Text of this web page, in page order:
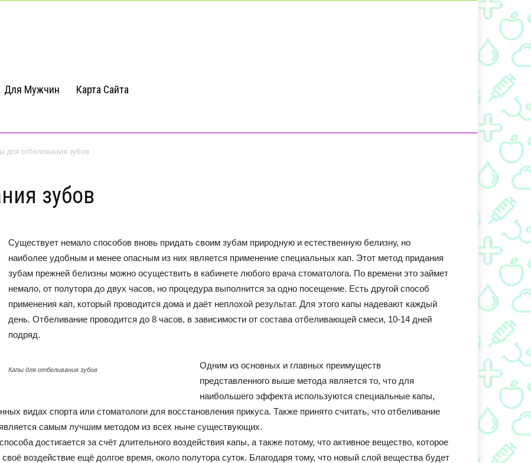
Для Мужчин Карта Сайта
для отбеливания зубов
зубов
Существует немало способов вновь придать своим зубам природную и естественную белизну, но
наиболее удобным и менее опасным из них является применение специальных кап. Этот метод придания
зубам прежней белизны можно осуществить в кабинете любого врача стоматолога. По времени это займет
немало, от полутора до двух часов, но процедура выполнится за одно посещение. Есть другой способ
применения кап, который проводится дома и даёт неплохой результат. Для этого капы надевают каждый
день. Отбеливание проводится до 8 часов, в зависимости от состава отбеливающей смеси, 10-14 дней
подряд.
Капы для отбеливания зубов
Одним из основных и главных преимуществ
представленного выше метода является то, что для
наибольшего эффекта используются специальные капы,
видах спорта или стоматологи для восстановления прикуса. Также принято считать, что отбеливание
самым лучшим методом из всех ныне существующих.
достигается за счёт длительного воздействия капы, а также потому, что активное вещество, которое
воздействие ещё долгое время, около полутора суток. Благодаря тому, что новый слой вещества будет